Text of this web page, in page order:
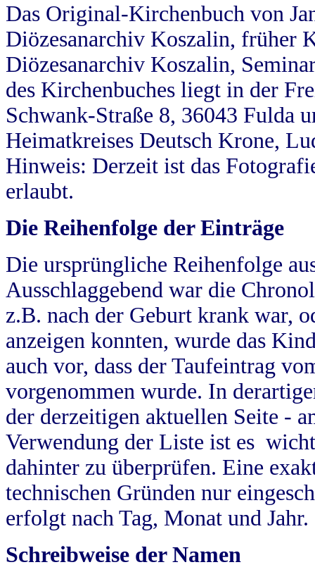
Das Original-Kirchenbuch von
Diözesanarchiv Koszalin, früher
Diözesanarchiv Koszalin,
des Kirchenbuches liegt in der
Schwank-Straße 8, 36043 Fulda
Heimatkreises Deutsch Krone,
Hinweis: Derzeit ist das
erlaubt.
Die Reihenfolge der Einträge
Die ursprüngliche Reihenfolge
Ausschlaggebend war die
z.B. nach der Geburt krank war,
anzeigen konnten, wurde das
auch vor, dass der Taufeintrag
vorgenommen wurde. In
der derzeitigen aktuellen Seite -
Verwendung der Liste ist es
dahinter zu überprüfen. Eine
technischen Gründen nur
erfolgt nach Tag, Monat und Jahr.
Schreibweise der Namen